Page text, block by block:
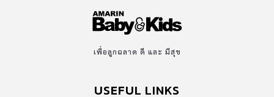
เพื่อลูกฉลาด ดี และ มีสุข
USEFUL LINKS